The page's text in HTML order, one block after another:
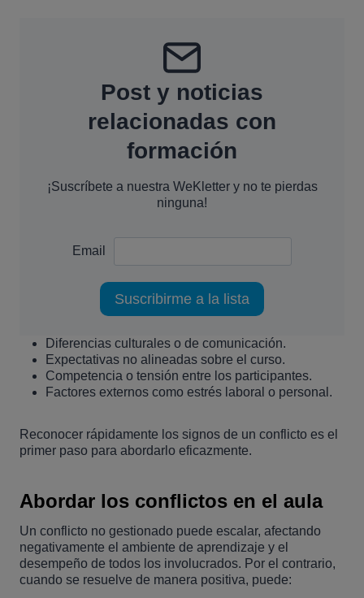
Post y noticias
relacionadas con
formación
¡Suscríbete a nuestra WeKletter y no te pierdas
ninguna!
Email
Diferencias culturales o de comunicación.
Expectativas no alineadas sobre el curso.
Competencia o tensión entre los participantes.
Factores externos como estrés laboral o personal.
Reconocer rápidamente los signos de un conflicto es el
primer paso para abordarlo eficazmente.
Abordar los conflictos en el aula
Un conflicto no gestionado puede escalar, afectando
negativamente el ambiente de aprendizaje y el
desempeño de todos los involucrados. Por el contrario,
cuando se resuelve de manera positiva, puede: